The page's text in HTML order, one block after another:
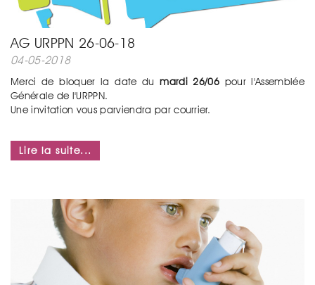
AG URPPN 26-06-18
04-05-2018
Merci de bloquer la date dumardi 26/06 pour l'Assemblée
Générale de l'URPPN.
Une invitation vous parviendra par courrier.
Lire la suite...